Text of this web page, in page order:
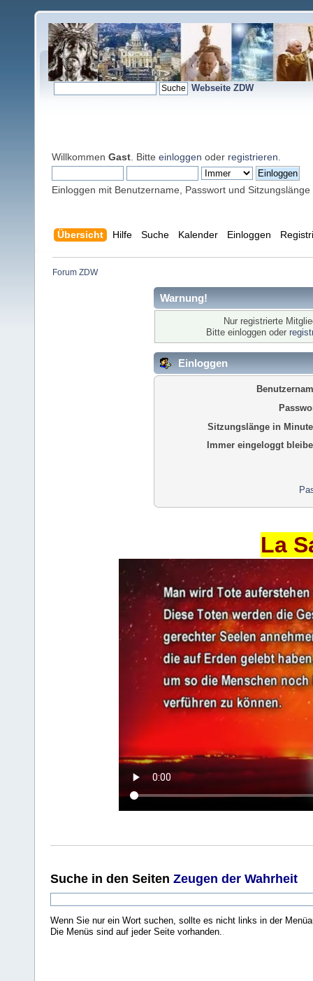
Webseite ZDW
Willkommen Gast . Bitte einloggen oder registrieren
Einloggen mit Benutzername, Passwort und Sitzungslänge
Übersicht Hilfe Suche Kalender Einloggen
Forum ZDW
Warnung!
Nur registrierte
Bitte einloggen oder
Einloggen
Sitzungslänge in
Immer eingeloggt
La
Suche in den Seiten Zeugen der Wahrheit
Wenn Sie nur ein Wort suchen, sollte es nicht links in der
Die Menüs sind auf jeder Seite vorhanden..